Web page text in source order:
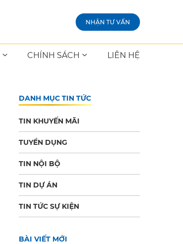
NHẬN TƯ VẤN
CHÍNH SÁCH LIÊN HỆ
DANH MỤC TIN TỨC
TIN KHUYẾN MÃI
TUYỂN DỤNG
TIN NỘI BỘ
TIN DỰ ÁN
TIN TỨC SỰ KIỆN
BÀI VIẾT MỚI